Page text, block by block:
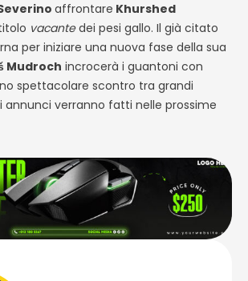
affrontare Khurshed
vacantedei pesi gallo. Il già citato
per iniziare una nuova fase della sua
Mudroch incrocerà i guantoni con
spettacolare scontro tra grandi
annunci verranno fatti nelle prossime